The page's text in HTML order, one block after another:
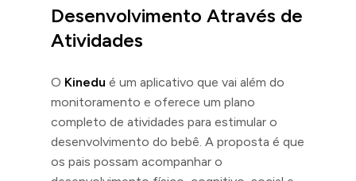
Desenvolvimento Através de
Atividades
O Kinedu é um aplicativo que vai além do
monitoramento e oferece um plano
completo de atividades para estimular o
desenvolvimento do bebê. A proposta é que
os pais possam acompanhar o